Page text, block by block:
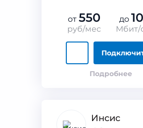
от 550
руб/мес
до
Мбит/
Подробнее
Инсис